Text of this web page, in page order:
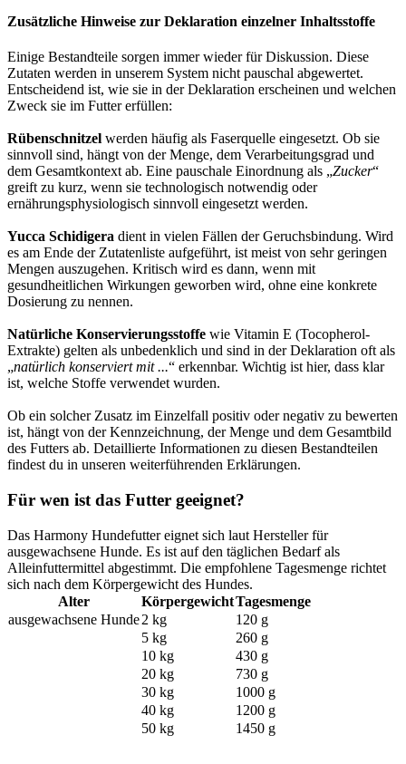
Zusätzliche Hinweise zur Deklaration einzelner Inhaltsstoffe
Einige Bestandteile sorgen immer wieder für Diskussion. Diese
Zutaten werden in unserem System nicht pauschal abgewertet.
Entscheidend ist, wie sie in der Deklaration erscheinen und welchen
Zweck sie im Futter erfüllen:
Rübenschnitzel werden häufig als Faserquelle eingesetzt. Ob sie
sinnvoll sind, hängt von der Menge, dem Verarbeitungsgrad und
dem Gesamtkontext ab. Eine pauschale Einordnung als „Zucker“
greift zu kurz, wenn sie technologisch notwendig oder
ernährungsphysiologisch sinnvoll eingesetzt werden.
Yucca Schidigera dient in vielen Fällen der Geruchsbindung. Wird
es am Ende der Zutatenliste aufgeführt, ist meist von sehr geringen
Mengen auszugehen. Kritisch wird es dann, wenn mit
gesundheitlichen Wirkungen geworben wird, ohne eine konkrete
Dosierung zu nennen.
Natürliche Konservierungsstoffe wie Vitamin E (Tocopherol-
Extrakte) gelten als unbedenklich und sind in der Deklaration oft als
„natürlich konserviert mit ...“ erkennbar. Wichtig ist hier, dass klar
ist, welche Stoffe verwendet wurden.
Ob ein solcher Zusatz im Einzelfall positiv oder negativ zu bewerten
ist, hängt von der Kennzeichnung, der Menge und dem Gesamtbild
des Futters ab. Detaillierte Informationen zu diesen Bestandteilen
findest du in unseren weiterführenden Erklärungen.
Für wen ist das Futter geeignet?
Das Harmony Hundefutter eignet sich laut Hersteller für
ausgewachsene Hunde. Es ist auf den täglichen Bedarf als
Alleinfuttermittel abgestimmt. Die empfohlene Tagesmenge richtet
sich nach dem Körpergewicht des Hundes.
Alter
KörpergewichtTagesmenge
ausgewachsene Hunde2 kg
120 g
5 kg
260 g
10 kg
430 g
20 kg
730 g
30 kg
1000 g
40 kg
1200 g
50 kg
1450 g